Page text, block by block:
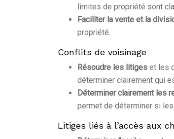
limites de propriété sont
Faciliter la vente et la
propriété.
Conflits de voisinage
Résoudre les litiges et les
déterminer clairement qui
Déterminer clairement les
permet de déterminer si
Litiges liés à l’accès aux